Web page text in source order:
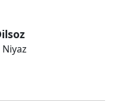
Niyaz